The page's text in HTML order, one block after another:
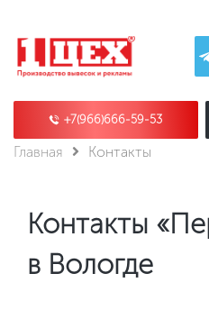
+7(966)666-59-53
Главная Контакты
Контакты
в Вологде